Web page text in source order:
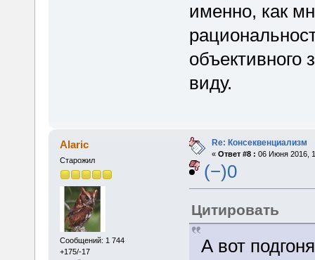
именно, как
объективного
виду.
Alaric
Старожил
Сообщений: 1 744
+175/-17
Re: Консеквенциализм
« Ответ #8 : 06 Июня 2016,
(−)0
Цитировать
А вот